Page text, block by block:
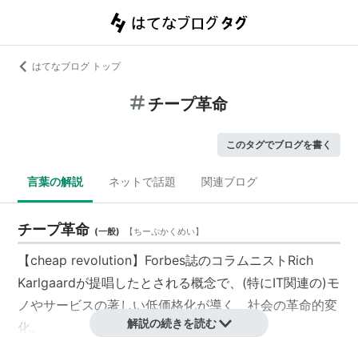
はてなブログ トップ
チープ革命
このタグでブログを書く
言葉の解説 ネットで話題 関連ブログ
チープ革命 (一般) 【ちーぷかくめい】
【cheap revolution】Forbes誌のコラムニストRich
Karlgaardが提唱したとされる概念で、(特にIT関連の)モ
ノやサービスの著しい低価格化が導く、社会の革命的変
化。
解説の続きを読む